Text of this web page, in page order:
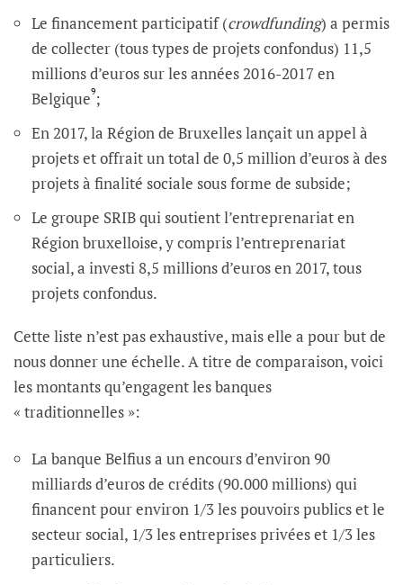
Le financement participatif (crowdfunding) a permis
de collecter (tous types de projets confondus) 11,5
millions d’euros sur les années 2016-2017 en
Belgique9;
En 2017, la Région de Bruxelles lançait un appel à
projets et offrait un total de 0,5 million d’euros à des
projets à finalité sociale sous forme de subside;
Le groupe SRIB qui soutient l’entreprenariat en
Région bruxelloise, y compris l’entreprenariat
social, a investi 8,5 millions d’euros en 2017, tous
projets confondus.
Cette liste n’est pas exhaustive, mais elle a pour but de
nous donner une échelle. A titre de comparaison, voici
les montants qu’engagent les banques
« traditionnelles »:
La banque Belfius a un encours d’environ 90
milliards d’euros de crédits (90.000 millions) qui
financent pour environ 1/3 les pouvoirs publics et le
secteur social, 1/3 les entreprises privées et 1/3 les
particuliers.